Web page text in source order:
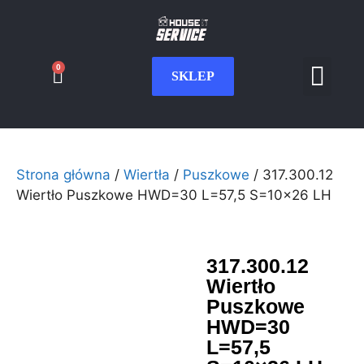
SKLEP
0
Strona główna / Wiertła / Puszkowe / 317.300.12
Wiertło Puszkowe HWD=30 L=57,5 S=10×26 LH
317.300.12
Wiertło
Puszkowe
HWD=30
L=57,5